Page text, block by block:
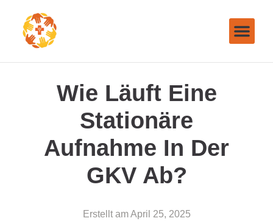
Wie Läuft Eine
Stationäre
Aufnahme In Der
GKV Ab?
Erstellt am April 25, 2025